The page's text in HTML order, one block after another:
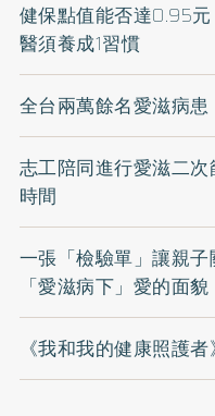
健保點值能否達0.95
醫須養成1習慣
全台兩萬餘名愛滋病
志工陪同進行愛滋二
時間
一張「檢驗單」讓親
「愛滋病下」愛的面貌
《我和我的健康照護